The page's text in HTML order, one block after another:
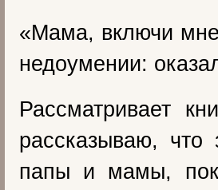
«Мама, включи
недоумении:
Рассматривает
рассказываю, что
папы и мамы,